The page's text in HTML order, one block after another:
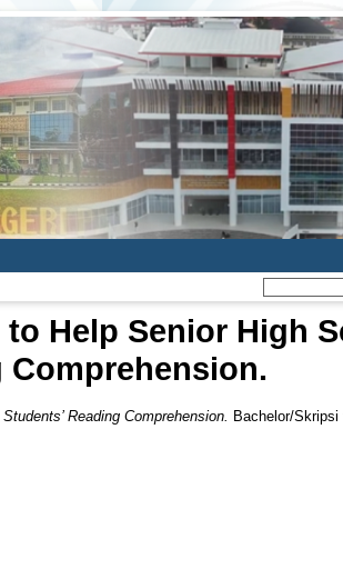
Help Senior High
Comprehension.
Reading Comprehension.
Bachelor/